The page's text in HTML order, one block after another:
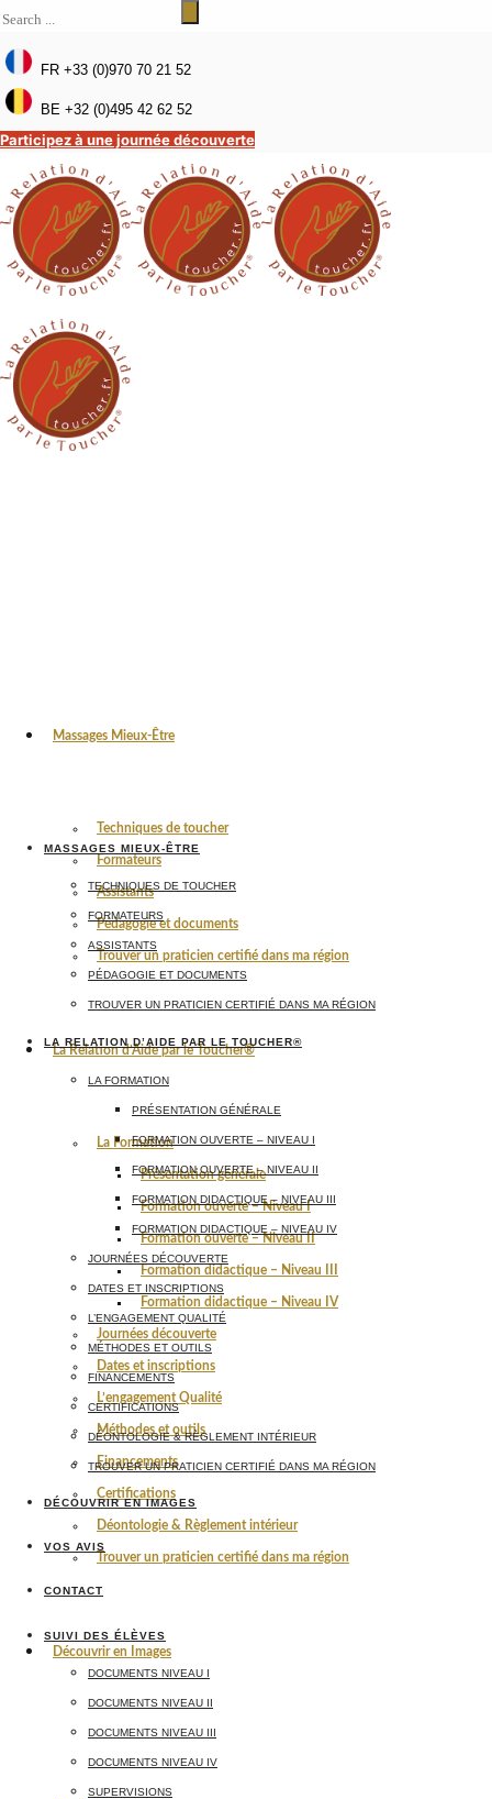
FR +33 (0)970 70 21 52
BE +32 (0)495 42 62 52
Participez à une journée découverte
Massages Mieux-Être
Techniques de toucher
Formateurs
Assistants
Pédagogie et documents
Trouver un praticien certifié dans ma région
La Relation d’Aide par le Toucher®
La Formation
Présentation générale
Formation ouverte – Niveau I
Formation ouverte – Niveau II
Formation didactique – Niveau III
Formation didactique – Niveau IV
Journées découverte
Dates et inscriptions
L’engagement Qualité
Méthodes et outils
Financements
Certifications
Déontologie & Règlement intérieur
Trouver un praticien certifié dans ma région
Découvrir en Images
MASSAGES MIEUX-ÊTRE
TECHNIQUES DE TOUCHER
FORMATEURS
ASSISTANTS
PÉDAGOGIE ET DOCUMENTS
TROUVER UN PRATICIEN CERTIFIÉ DANS MA RÉGION
LA RELATION D’AIDE PAR LE TOUCHER®
LA FORMATION
PRÉSENTATION GÉNÉRALE
FORMATION OUVERTE – NIVEAU I
FORMATION OUVERTE – NIVEAU II
FORMATION DIDACTIQUE – NIVEAU III
FORMATION DIDACTIQUE – NIVEAU IV
JOURNÉES DÉCOUVERTE
DATES ET INSCRIPTIONS
L’ENGAGEMENT QUALITÉ
MÉTHODES ET OUTILS
FINANCEMENTS
CERTIFICATIONS
DÉONTOLOGIE & RÈGLEMENT INTÉRIEUR
TROUVER UN PRATICIEN CERTIFIÉ DANS MA RÉGION
DÉCOUVRIR EN IMAGES
VOS AVIS
CONTACT
SUIVI DES ÉLÈVES
DOCUMENTS NIVEAU I
DOCUMENTS NIVEAU II
DOCUMENTS NIVEAU III
DOCUMENTS NIVEAU IV
SUPERVISIONS